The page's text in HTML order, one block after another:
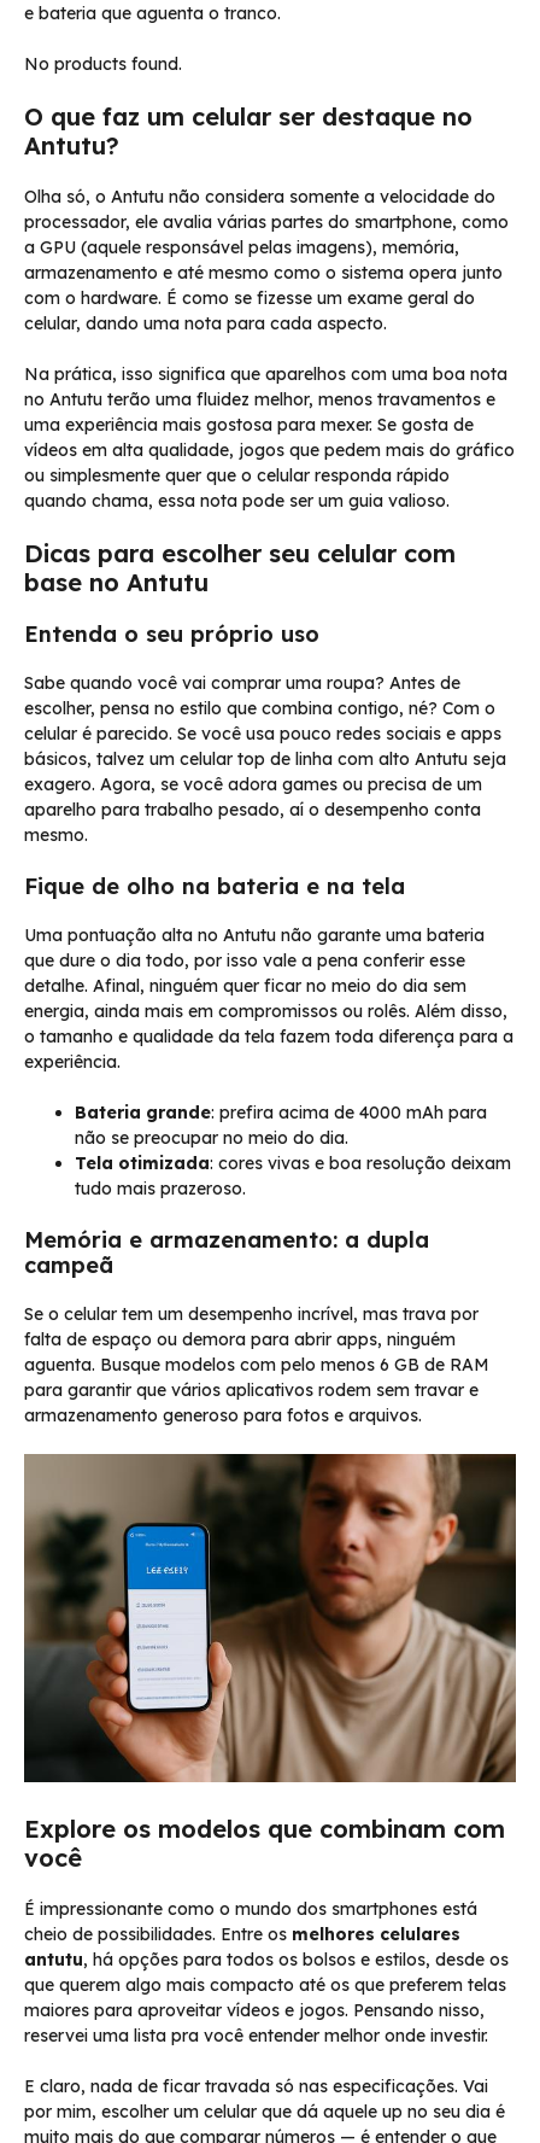
e bateria que aguenta o tranco.
No products found.
O que faz um celular ser destaque no
Antutu?
Olha só, o Antutu não considera somente a velocidade do
processador, ele avalia várias partes do smartphone, como
a GPU (aquele responsável pelas imagens), memória,
armazenamento e até mesmo como o sistema opera junto
com o hardware. É como se fizesse um exame geral do
celular, dando uma nota para cada aspecto.
Na prática, isso significa que aparelhos com uma boa nota
no Antutu terão uma fluidez melhor, menos travamentos e
uma experiência mais gostosa para mexer. Se gosta de
vídeos em alta qualidade, jogos que pedem mais do gráfico
ou simplesmente quer que o celular responda rápido
quando chama, essa nota pode ser um guia valioso.
Dicas para escolher seu celular com
base no Antutu
Entenda o seu próprio uso
Sabe quando você vai comprar uma roupa? Antes de
escolher, pensa no estilo que combina contigo, né? Com o
celular é parecido. Se você usa pouco redes sociais e apps
básicos, talvez um celular top de linha com alto Antutu seja
exagero. Agora, se você adora games ou precisa de um
aparelho para trabalho pesado, aí o desempenho conta
mesmo.
Fique de olho na bateria e na tela
Uma pontuação alta no Antutu não garante uma bateria
que dure o dia todo, por isso vale a pena conferir esse
detalhe. Afinal, ninguém quer ficar no meio do dia sem
energia, ainda mais em compromissos ou rolês. Além disso,
o tamanho e qualidade da tela fazem toda diferença para a
experiência.
Bateria grande: prefira acima de 4000 mAh para
não se preocupar no meio do dia.
Tela otimizada: cores vivas e boa resolução deixam
tudo mais prazeroso.
Memória e armazenamento: a dupla
campeã
Se o celular tem um desempenho incrível, mas trava por
falta de espaço ou demora para abrir apps, ninguém
aguenta. Busque modelos com pelo menos 6 GB de RAM
para garantir que vários aplicativos rodem sem travar e
armazenamento generoso para fotos e arquivos.
Explore os modelos que combinam com
você
É impressionante como o mundo dos smartphones está
cheio de possibilidades. Entre os melhores celulares
antutu, há opções para todos os bolsos e estilos, desde os
que querem algo mais compacto até os que preferem telas
maiores para aproveitar vídeos e jogos. Pensando nisso,
reservei uma lista pra você entender melhor onde investir.
E claro, nada de ficar travada só nas especificações. Vai
por mim, escolher um celular que dá aquele up no seu dia é
muito mais do que comparar números — é entender o que